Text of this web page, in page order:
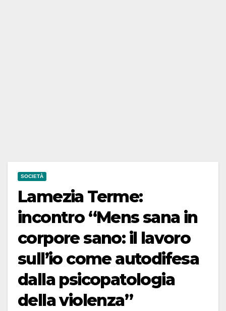
SOCIETÀ
Lamezia Terme:
incontro “Mens sana in
corpore sano: il lavoro
sull’io come autodifesa
dalla psicopatologia
della violenza”